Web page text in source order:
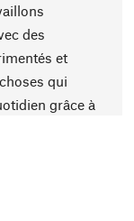
des
et
qui
grâce à